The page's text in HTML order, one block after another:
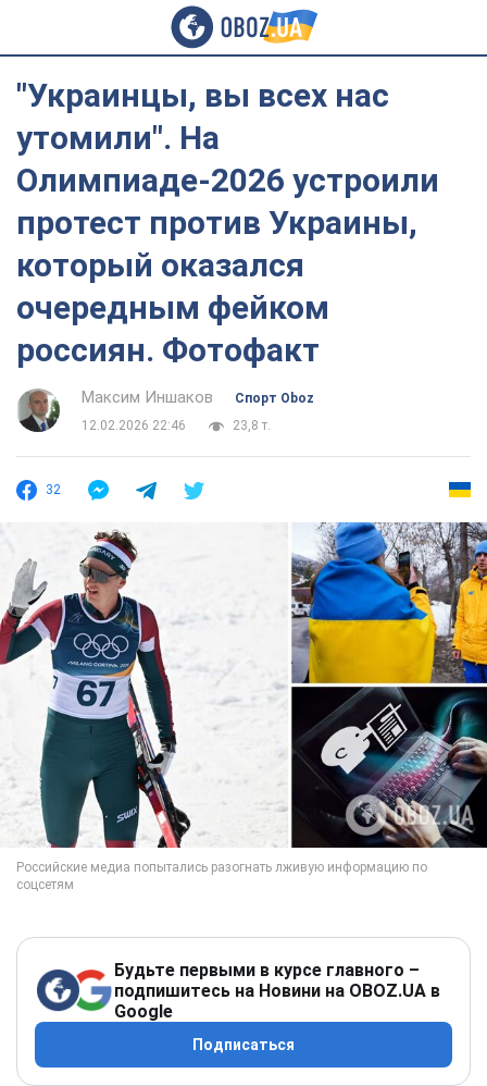
"Украинцы, вы всех нас
утомили". На
Олимпиаде-2026 устроили
протест против Украины,
который оказался
очередным фейком
россиян. Фотофакт
Максим Иншаков
Спорт Oboz
12.02.2026 22:46
23,8 т.
32
Будьте первыми в курсе главного –
подпишитесь на Новини на OBOZ.UA в
Google
Подписаться